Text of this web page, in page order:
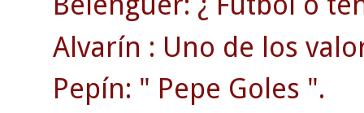
Alvarín : Uno de los
Pepín: " Pepe Goles ".